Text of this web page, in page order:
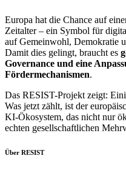
Europa hat die Chance auf
Zeitalter – ein Symbol für
auf Gemeinwohl, Demokratie
Damit dies gelingt, braucht es
Governance und eine
Fördermechanismen.
Das RESIST-Projekt zeigt:
Was jetzt zählt, ist der
KI-Ökosystem, das nicht nur
echten gesellschaftlichen
Über RESIST